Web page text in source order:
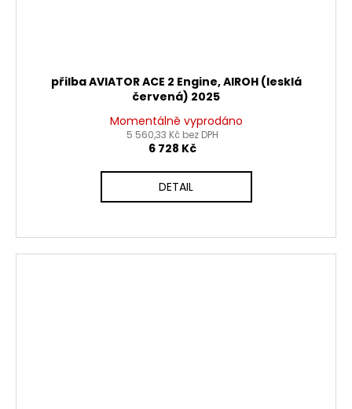
přilba AVIATOR ACE 2 Engine, AIROH (lesklá
červená) 2025
Momentálně vyprodáno
5 560,33 Kč bez DPH
6 728 Kč
DETAIL